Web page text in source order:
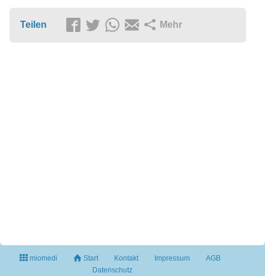
Teilen Mehr
miomedi Start Kontakt Impressum
AGB
Datenschutz